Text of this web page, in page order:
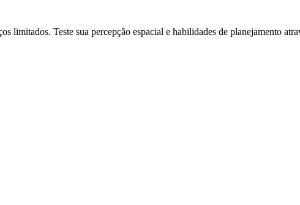
limitados. Teste sua percepção espacial e habilidades de planejamento